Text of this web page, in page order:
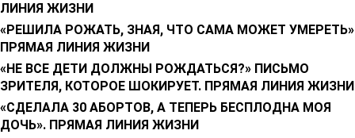
ЛИНИЯ ЖИЗНИ
«РЕШИЛА РОЖАТЬ, ЗНАЯ, ЧТО САМА МОЖЕТ
ПРЯМАЯ ЛИНИЯ ЖИЗНИ
«НЕ ВСЕ ДЕТИ ДОЛЖНЫ РОЖДАТЬСЯ?» ПИСЬМО
ЗРИТЕЛЯ, КОТОРОЕ ШОКИРУЕТ. ПРЯМАЯ ЛИНИЯ ЖИЗНИ
«СДЕЛАЛА 30 АБОРТОВ, А ТЕПЕРЬ БЕСПЛОДНА МОЯ
ДОЧЬ». ПРЯМАЯ ЛИНИЯ ЖИЗНИ